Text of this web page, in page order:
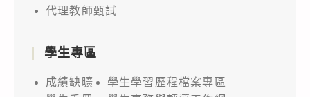
代理教師甄試
學生專區
成績缺曠
學生學習歷程檔案專區